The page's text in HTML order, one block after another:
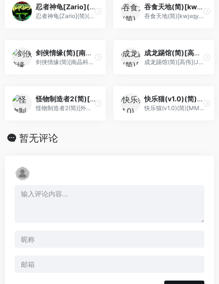
忍者神龟[Zario](简)(US)(63.99Mb)
忍者神龟[Zario](简)(US)(63.99Mb)
吞食天地(简)[kwjxqy](JP)[RPG](4Mb)
吞食天地(简)[kwjxqy](JP)[RPG](4Mb)
剑侠情缘(简)[南晶科技](CN)[RPG](16Mb)
剑侠情缘(简)[南晶科技](CN)[RPG](16Mb)
成龙踢馆(简)[高伟](JP)[ACT](0.31Mb)
成龙踢馆(简)[高伟](JP)[ACT](0.31Mb)
怪物制造者2(简)[外星科技](JP)[RPG](4Mb)
怪物制造者2(简)[外星科技](JP)[RPG](4Mb)
快乐猫(v1.0)(简)[MM之神](JP)[ACT](0.18Mb)
快乐猫(v1.0)(简)[MM之神](JP)[ACT](0.18Mb)
暂无评论